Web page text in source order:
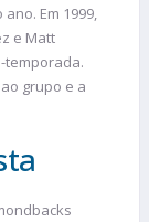
Em 1999,
e Matt
temporada.
grupo e a